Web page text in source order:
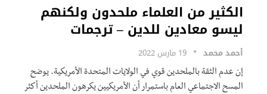
الكثير من العلماء ملحدون ولكنهم
ليسو معادين للدين – ترجمات
أحمد محمد 19 مارس 2022
إن عدم الثقة بالملحدين قوي في الولايات المتحدة الأمريكية. يوضح
المسح الاجتماعي العام باستمرار أن الأمريكيين يكرهون الملحدين أكثر